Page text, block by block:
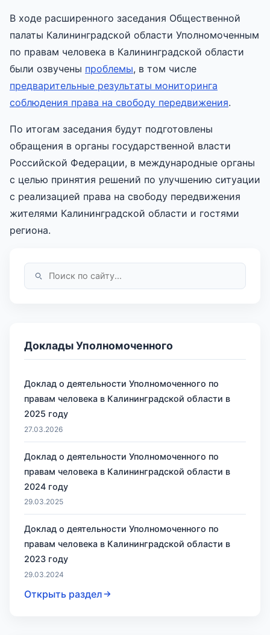
В ходе расширенного заседания Общественной
палаты Калининградской области Уполномоченным
по правам человека в Калининградской области
были озвучены проблемы, в том числе
предварительные результаты мониторинга
соблюдения права на свободу передвижения.
По итогам заседания будут подготовлены
обращения в органы государственной власти
Российской Федерации, в международные органы
с целью принятия решений по улучшению ситуации
с реализацией права на свободу передвижения
жителями Калининградской области и гостями
региона.
Доклады Уполномоченного
Доклад о деятельности Уполномоченного по
правам человека в Калининградской области в
2025 году
27.03.2026
Доклад о деятельности Уполномоченного по
правам человека в Калининградской области в
2024 году
29.03.2025
Доклад о деятельности Уполномоченного по
правам человека в Калининградской области в
2023 году
29.03.2024
Открыть раздел